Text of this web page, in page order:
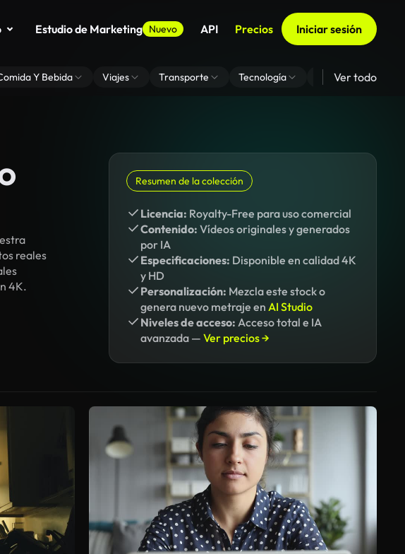
Estudio de Marketing Nuevo API Precios Iniciar sesión
Y Bebida Viajes Transporte Tecnología Zoom De Fondo
Ver todo
reales
4K.
Resumen de la colección
Licencia: Royalty-Free para uso comercial
Contenido: Vídeos originales y generados
por IA
Especificaciones: Disponible en calidad 4K
y HD
Personalización: Mezcla este stock o
genera nuevo metraje en AI Studio
Niveles de acceso: Acceso total e IA
avanzada — Ver precios →